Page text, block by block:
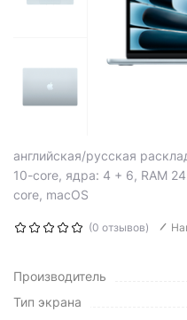
английская/русская
10-core, ядра: 4 + 6, RAM
core, macOS
(0 отзывов)
Производитель
Тип экрана